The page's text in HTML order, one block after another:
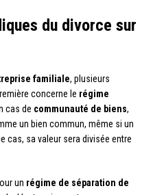
du divorce sur
familiale, plusieurs
concerne le régime
cas de communauté de biens,
un bien commun, même si un
cas, sa valeur sera divisée entre
un régime de séparation de